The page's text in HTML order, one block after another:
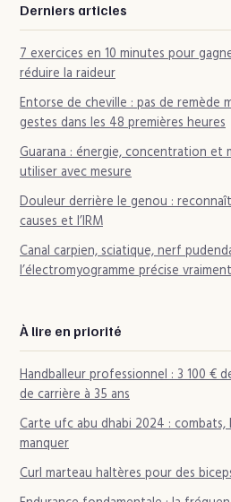
Derniers articles
7 exercices en 10 minutes pour
réduire la raideur
Entorse de cheville : pas de remède
gestes dans les 48 premières heures
Guarana : énergie, concentration et
utiliser avec mesure
Douleur derrière le genou :
causes et l’IRM
Canal carpien, sciatique, nerf
l’électromyogramme précise vraiment
À lire en priorité
Handballeur professionnel : 3 100 €
de carrière à 35 ans
Carte ufc abu dhabi 2024 :
manquer
Curl marteau haltères pour des